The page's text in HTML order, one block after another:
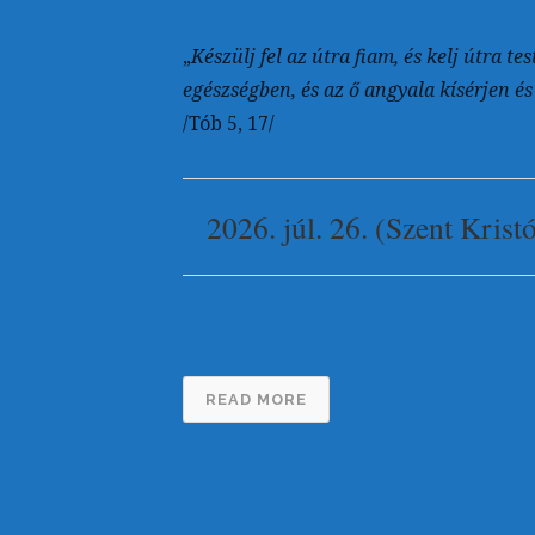
„Készülj fel az útra fiam, és kelj útra
egészségben, és az ő angyala kísérjen
/Tób 5, 17/
2026. júl. 26. (Szent
READ MORE